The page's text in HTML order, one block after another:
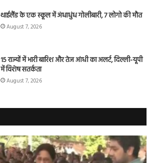
थाईलैंड के एक स्कूल में अंधाधुंध गोलीबारी, 7 लोगो की मौत
August 7, 2026
15 राज्यों में भारी बारिश और तेज आंधी का अलर्ट, दिल्ली-यूपी
में विशेष सतर्कता
August 7, 2026